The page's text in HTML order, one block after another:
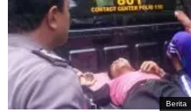
Berita